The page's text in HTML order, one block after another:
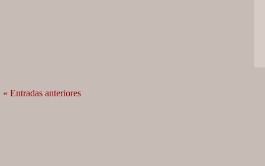
« Entradas anteriores